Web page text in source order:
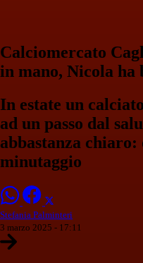
Calciomercato
in mano, Nicola ha
In estate un
ad un passo dal
abbastanza chiaro:
minutaggio
Stefania Palminteri
3 marzo 2025 - 17:11